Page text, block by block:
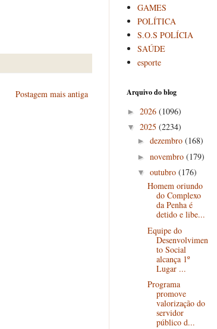
Postagem mais antiga
GAMES
POLÍTICA
S.O.S POLÍCIA
SAÚDE
esporte
Arquivo do blog
► 2026 (1096)
▼ 2025 (2234)
► dezembro (168)
► novembro (179)
▼ outubro (176)
Homem oriundo
do Complexo
da Penha é
detido e libe...
Equipe do
Desenvolvimen
to Social
alcança 1º
Lugar ...
Programa
promove
valorização do
servidor
público d...